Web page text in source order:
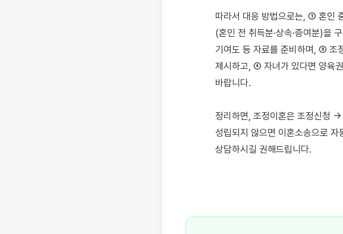
따라서 대응 방법으로는, ① 혼인
(혼인 전 취득분·상속·증여분)을
기여도 등 자료를 준비하며, ③ 조
제시하고, ④ 자녀가 있다면 양육
바랍니다.
정리하면, 조정이혼은 조정신청
성립되지 않으면 이혼소송으로
상담하시길 권해드립니다.